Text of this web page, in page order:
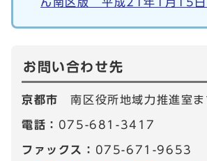
お問い合わせ先
京都市南区役所地域力推進室
電話： 075-681-3417
ファックス： 075-671-9653